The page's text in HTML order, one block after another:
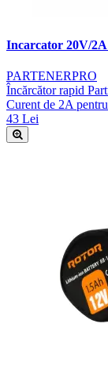
Incarcator 20V/
PARTENERPRO
Încărcător rapid
Curent de 2A
43 Lei